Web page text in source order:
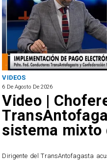
VIDEOS
6 De Agosto De 2026
Video |
sistema mixto
​Dirigente del TransAntofagasta